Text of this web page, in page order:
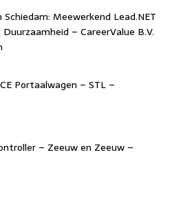
Meewerkend Lead.NET
– CareerValue B.V.
Portaalwagen – STL –
– Zeeuw en Zeeuw –